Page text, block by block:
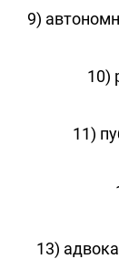
9)
10)
11)
13)